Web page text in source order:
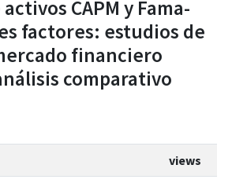
CAPM y Fama-
factores: estudios de
financiero
comparativo
views